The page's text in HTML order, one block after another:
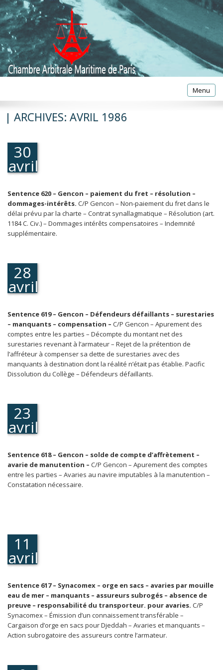
Toggle
Menu
| ARCHIVES: AVRIL 1986
30
avril
1986
Sentence 620 – Gencon – paiement du fret – résolution –
dommages-intérêts. C/P Gencon – Non-paiement du fret dans le
délai prévu par la charte – Contrat synallagmatique – Résolution (art.
1184 C. Civ.) – Dommages intérêts compensatoires – Indemnité
supplémentaire.
28
avril
1986
Sentence 619 – Gencon – Défendeurs défaillants – surestaries
– manquants – compensation – C/P Gencon – Apurement des
comptes entre les parties – Décompte du montant net des
surestaries revenant à l’armateur – Rejet de la prétention de
l’affréteur à compenser sa dette de surestaries avec des
manquants à destination dont la réalité n’était pas établie. Pacific
Dissolution du Collège – Défendeurs défaillants.
23
avril
1986
Sentence 618 – Gencon – solde de compte d’affrètement –
avarie de manutention – C/P Gencon – Apurement des comptes
entre les parties – Avaries au navire imputables à la manutention –
Constatation nécessaire.
11
avril
1986
Sentence 617 – Synacomex – orge en sacs – avaries par mouille
eau de mer – manquants – assureurs subrogés – absence de
preuve – responsabilité du transporteur. pour avaries. C/P
Synacomex – Émission d’un connaissement transférable –
Cargaison d’orge en sacs pour Djeddah – Avaries et manquants –
Action subrogatoire des assureurs contre l’armateur.